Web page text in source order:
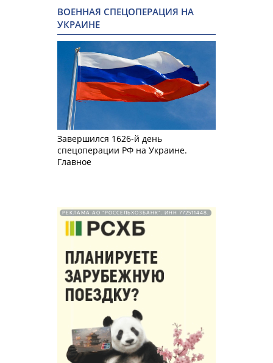
ВОЕННАЯ СПЕЦОПЕРАЦИЯ НА
УКРАИНЕ
Завершился 1626-й день
спецоперации РФ на Украине.
Главное
РЕКЛАМА АО "РОССЕЛЬХОЗБАНК". ИНН 772511448.